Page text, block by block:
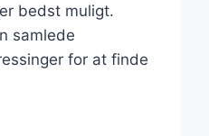
bedst muligt.
samlede
for at finde